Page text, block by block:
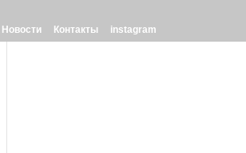
Новости Контакты instagram